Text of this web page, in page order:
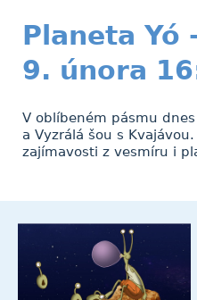
Planeta Yó
9. února
V oblíbeném pásmu
a Vyzrálá šou s
zajímavosti z vesmíru i